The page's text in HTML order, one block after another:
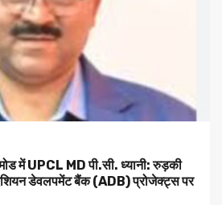
में UPCL MD पी.सी. ध्यानी: रुड़की
डेवलपमेंट बैंक (ADB) प्रोजेक्ट्स पर